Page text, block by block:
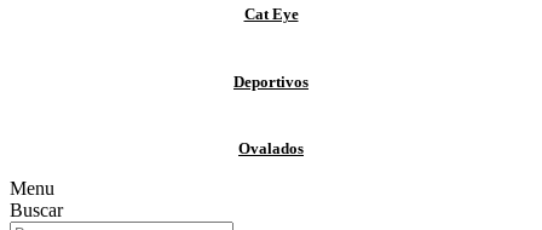
Cat Eye
Deportivos
Ovalados
Menu
Buscar